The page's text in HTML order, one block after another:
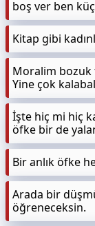
boş ver ben
Kitap gibi
Moralim bozuk
Yine çok
İşte hiç mi hiç
öfke bir de
Bir anlık öfke
Arada bir
öğreneceksin.